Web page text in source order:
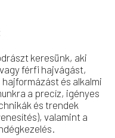
keresünk, aki
férfi hajvágást,
és alkalmi
a precíz, igényes
és trendek
valamint a